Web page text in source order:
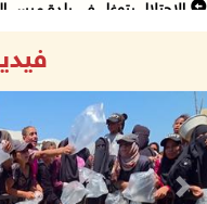
الاحتلال يتوغل في بلدة ميس
08/آب/2026 12:30 م
الإعصار "دولفين" يضرب
08/آب/2026 12:08 م
Next